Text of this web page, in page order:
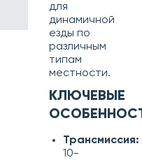
для
динамичной
езды по
различным
типам
местности.
КЛЮЧЕВЫЕ
Трансмиссия:
10-